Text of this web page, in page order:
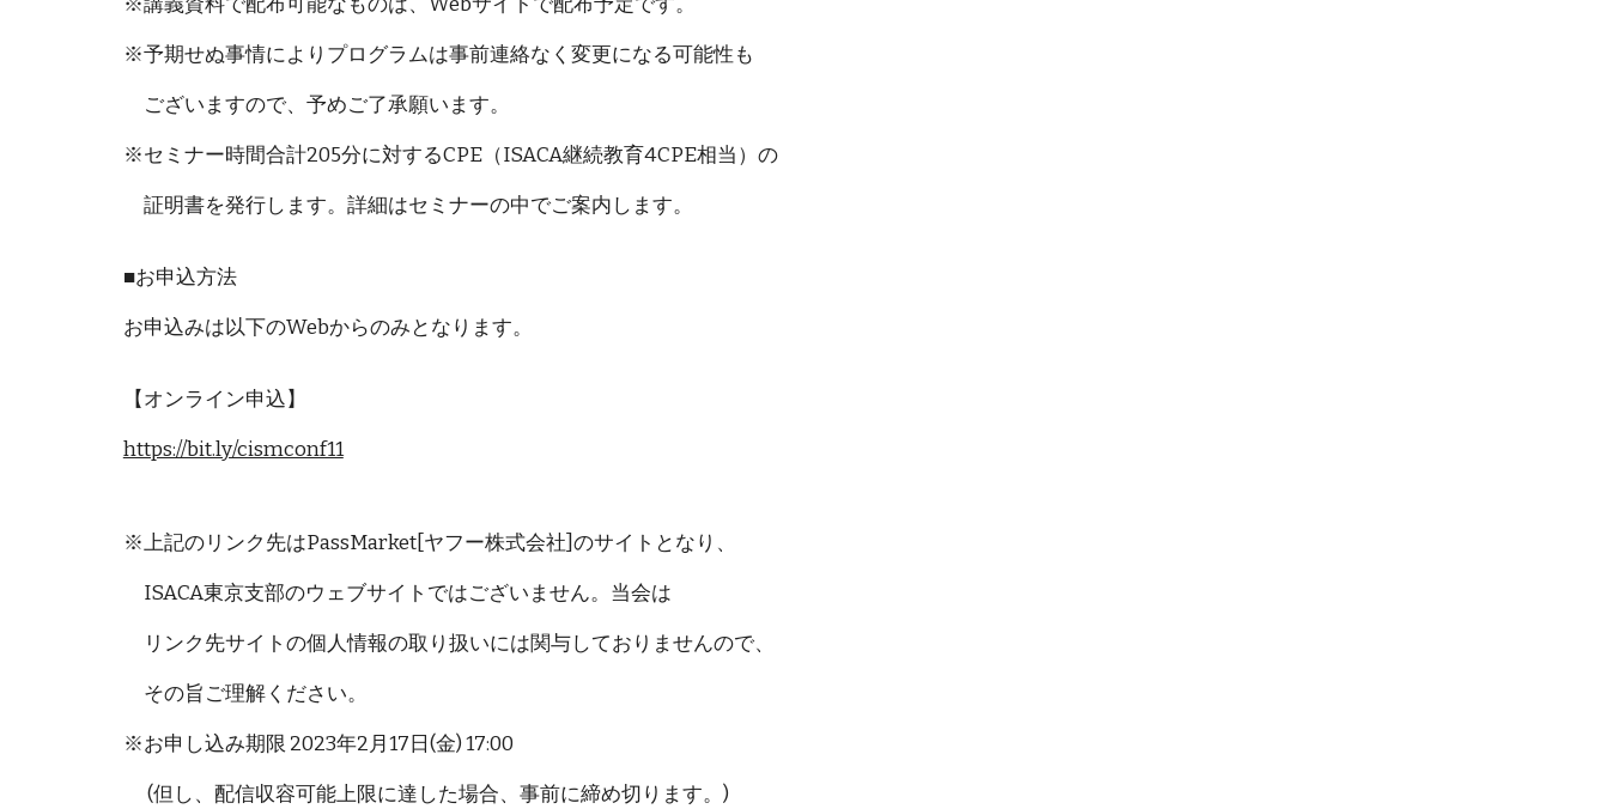
※予期せぬ事情によりプログラムは事前連絡なく変更になる可能性も
ございますので、予めご了承願います。
※セミナー時間合計205分に対するCPE（ISACA継続教育4CPE相当）の
証明書を発行します。詳細はセミナーの中でご案内します。
■お申込方法
お申込みは以下のWebからのみとなります。
【オンライン申込】
https://bit.ly/cismconf11
※上記のリンク先はPassMarket[ヤフー株式会社]のサイトとなり、
ISACA東京支部のウェブサイトではございません。当会は
リンク先サイトの個人情報の取り扱いには関与しておりませんので、
その旨ご理解ください。
※お申し込み期限 2023年2月17日(金) 17:00
(但し、配信収容可能上限に達した場合、事前に締め切ります。)